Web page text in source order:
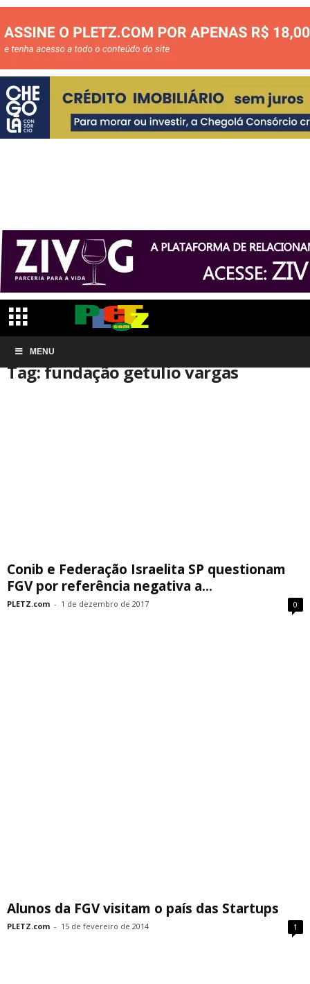
MENU
Início Tags
Tag: fundação getulio vargas
Conib e Federação Israelita SP questionam
FGV por referência negativa a...
PLETZ.com - 1 de dezembro de 2017 0
Alunos da FGV visitam o país das Startups
PLETZ.com - 15 de fevereiro de 2014 1